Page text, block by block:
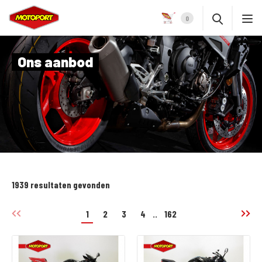
0
Ons aanbod
1939 resultaten gevonden
1 2 3 4 .. 162